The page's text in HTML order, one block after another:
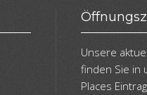
Unsere
finden Sie in
Places Eintrag